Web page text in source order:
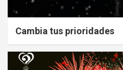
Cambia tus prioridades